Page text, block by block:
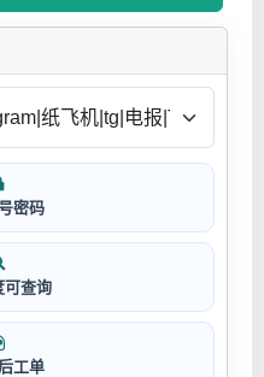
密码
可查询
工单